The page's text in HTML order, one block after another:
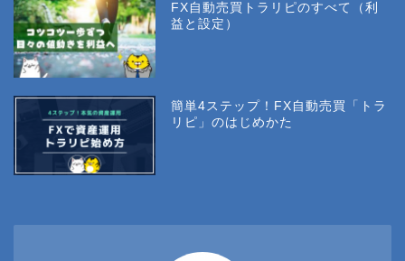
FX自動売買トラリピのすべて（利
益と設定）
簡単4ステップ！FX自動売買「トラ
リピ」のはじめかた